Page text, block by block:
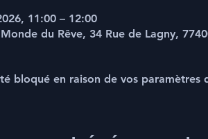
11:00 – 12:00
du Rêve, 34 Rue de Lagny,
bloqué en raison de vos